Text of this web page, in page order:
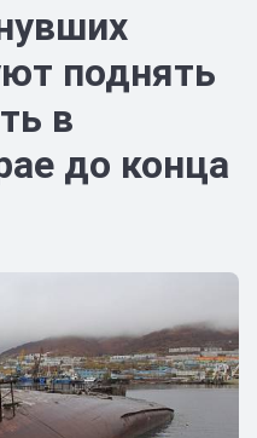
поднять
в
до конца